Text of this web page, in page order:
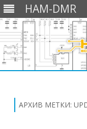
HAM-DMR
АРХИВ МЕТКИ: